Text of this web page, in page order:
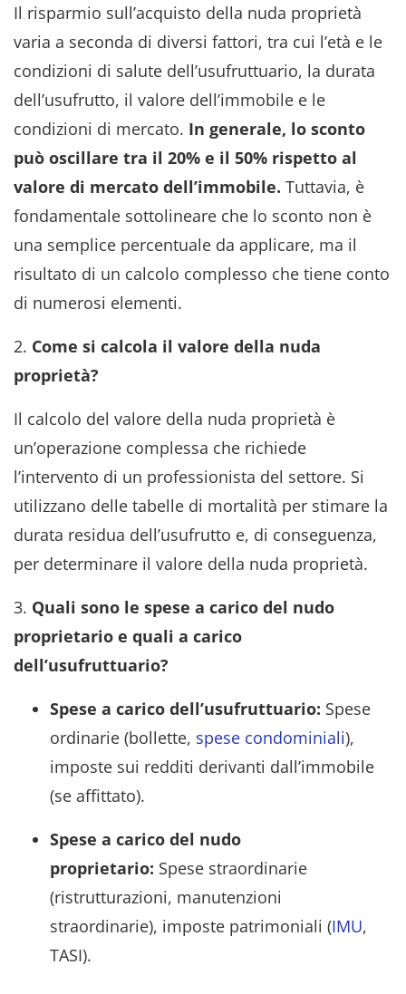
Il risparmio sull’acquisto della nuda proprietà
varia a seconda di diversi fattori, tra cui l’età e le
condizioni di salute dell’usufruttuario, la durata
dell’usufrutto, il valore dell’immobile e le
condizioni di mercato. In generale, lo sconto
può oscillare tra il 20% e il 50% rispetto al
valore di mercato dell’immobile. Tuttavia, è
fondamentale sottolineare che lo sconto non è
una semplice percentuale da applicare, ma il
risultato di un calcolo complesso che tiene conto
di numerosi elementi.
2. Come si calcola il valore della nuda
proprietà?
Il calcolo del valore della nuda proprietà è
un’operazione complessa che richiede
l’intervento di un professionista del settore. Si
utilizzano delle tabelle di mortalità per stimare la
durata residua dell’usufrutto e, di conseguenza,
per determinare il valore della nuda proprietà.
3. Quali sono le spese a carico del nudo
proprietario e quali a carico
dell’usufruttuario?
Spese a carico dell’usufruttuario: Spese
ordinarie (bollette, spese condominiali),
imposte sui redditi derivanti dall’immobile
(se affittato).
Spese a carico del nudo
proprietario: Spese straordinarie
(ristrutturazioni, manutenzioni
straordinarie), imposte patrimoniali (IMU,
TASI).